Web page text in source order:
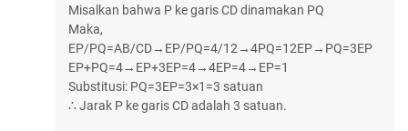
Misalkan bahwa P ke garis CD dinamakan PQ
Maka,
EP/PQ=AB/CD→EP/PQ=4/12→4PQ=12EP→PQ=3EP
EP+PQ=4→EP+3EP=4→4EP=4→EP=1
Substitusi: PQ=3EP=3×1=3 satuan
∴ Jarak P ke garis CD adalah 3 satuan.